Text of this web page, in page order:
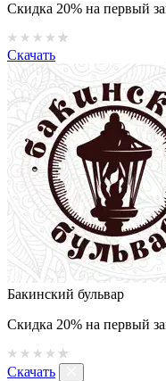
Скидка 20% на первый
Скачать
Бакинский бульвар
Скидка 20% на первый
Скачать